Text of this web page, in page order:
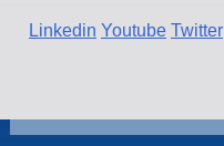
Linkedin Youtube Twitter